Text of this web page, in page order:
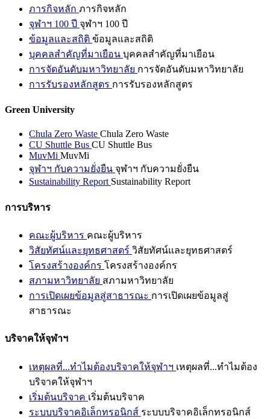
ภารกิจหลัก ภารกิจหลัก
จุฬาฯ 100 ปี จุฬาฯ 100 ปี
ข้อมูลและสถิติ ข้อมูลและสถิติ
บุคคลสำคัญที่มาเยือน บุคคลสำคัญที่มาเยือน
การจัดอันดับมหาวิทยาลัย การจัดอันดับมหาวิทยาลัย
การรับรองหลักสูตร การรับรองหลักสูตร
Green University
Chula Zero Waste Chula Zero Waste
CU Shuttle Bus CU Shuttle Bus
MuvMi MuvMi
จุฬาฯ กับความยั่งยืน จุฬาฯ กับความยั่งยืน
Sustainability Report Sustainability Report
การบริหาร
คณะผู้บริหาร คณะผู้บริหาร
วิสัยทัศน์และยุทธศาสตร์ วิสัยทัศน์และยุทธศาสตร์
โครงสร้างองค์กร โครงสร้างองค์กร
สภามหาวิทยาลัย สภามหาวิทยาลัย
การเปิดเผยข้อมูลสู่สาธารณะ การเปิดเผยข้อมูลสู่
สาธารณะ
บริจาคให้จุฬาฯ
เหตุผลที่...ทำไมต้องบริจาคให้จุฬาฯ เหตุผลที่...ทำไมต้อง
บริจาคให้จุฬาฯ
เริ่มต้นบริจาค เริ่มต้นบริจาค
ระบบบริจาคอิเล็กทรอนิกส์ ระบบบริจาคอิเล็กทรอนิกส์